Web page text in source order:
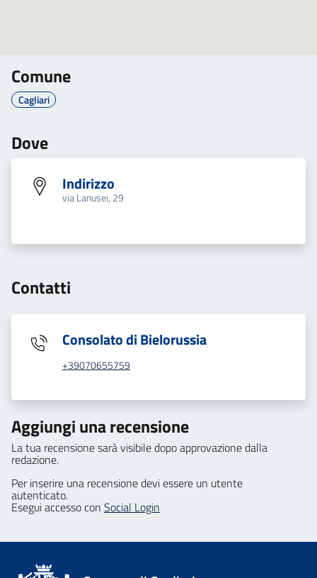
Comune
Cagliari
Dove
Indirizzo
via Lanusei, 29
Contatti
Consolato di Bielorussia
+39070655759
Aggiungi una recensione
La tua recensione sarà visibile dopo approvazione dalla
redazione.
Per inserire una recensione devi essere un utente
autenticato.
Esegui accesso con Social Login